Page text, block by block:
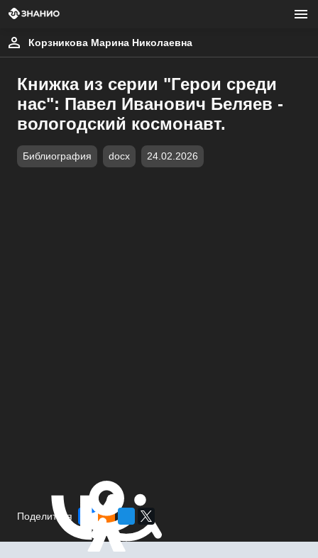
Корзникова Марина Николаевна
Книжка из серии "Герои среди
нас": Павел Иванович Беляев -
вологодский космонавт.
Библиография docx 24.02.2026
Поделиться